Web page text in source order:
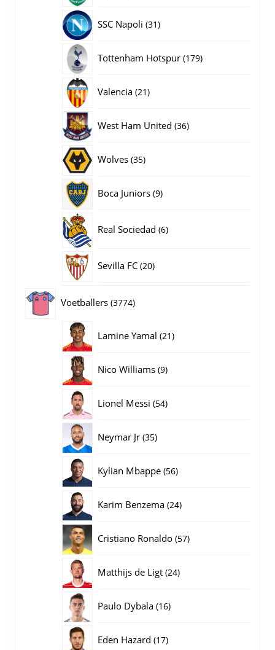
SSC Napoli 3131
Tottenham Hotspur 179179
Valencia 2121
West Ham United 3636
Wolves 3535
Boca Juniors 99
Real Sociedad 66
Sevilla FC 2020
Voetballers 37743774
Lamine Yamal 2121
Nico Williams 99
Lionel Messi 5454
Neymar Jr 3535
Kylian Mbappe 5656
Karim Benzema 2424
Cristiano Ronaldo 5757
Matthijs de Ligt 2424
Paulo Dybala 1616
Eden Hazard 1717